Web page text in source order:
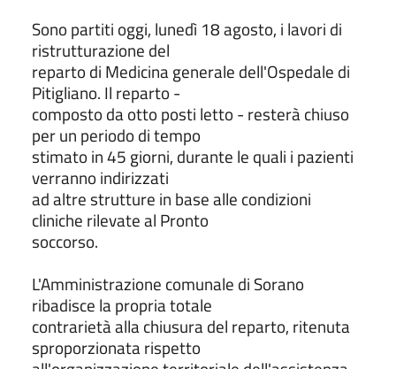
Sono partiti oggi, lunedì 18 agosto, i lavori di
ristrutturazione del
reparto di Medicina generale dell'Ospedale di
Pitigliano. Il reparto -
composto da otto posti letto - resterà chiuso
per un periodo di tempo
stimato in 45 giorni, durante le quali i pazienti
verranno indirizzati
ad altre strutture in base alle condizioni
cliniche rilevate al Pronto
soccorso.
L'Amministrazione comunale di Sorano
ribadisce la propria totale
contrarietà alla chiusura del reparto, ritenuta
sproporzionata rispetto